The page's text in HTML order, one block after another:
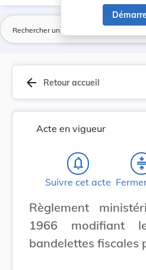
arrow_back Retour accueil
Acte en vigueur
notifications_none
Suivre cet acte
compress
Règlement
1966 modifiant
bandelettes fiscales